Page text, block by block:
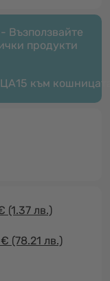
Възползвайте
продукти
към
(1.37 лв.)
(78.21 лв.)